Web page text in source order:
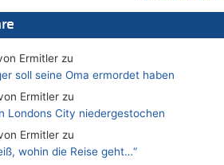
Ermitler zu
soll seine Oma ermordet haben
Ermitler zu
Londons City niedergestochen
Ermitler zu
wohin die Reise geht…“